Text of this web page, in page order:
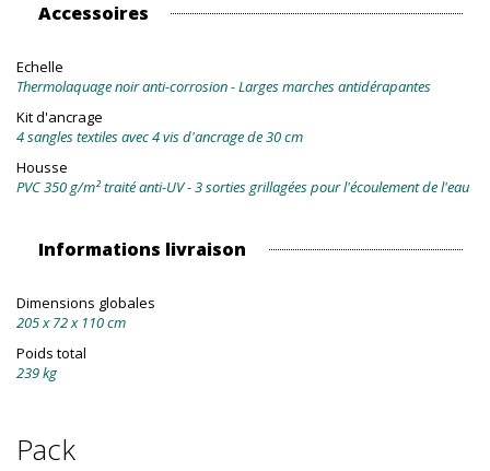
Accessoires
Echelle
Thermolaquage noir anti-corrosion - Larges marches antidérapantes
Kit d'ancrage
4 sangles textiles avec 4 vis d'ancrage de 30 cm
Housse
PVC 350 g/m² traité anti-UV - 3 sorties grillagées pour l'écoulement de l'eau
Informations livraison
Dimensions globales
205 x 72 x 110 cm
Poids total
239 kg
Pack